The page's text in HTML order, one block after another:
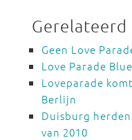
Gerelateerd
Geen Love
Love Parade
Loveparade
Berlijn
Duisburg
van 2010